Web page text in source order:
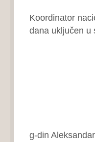
Koordinator
dana uključen u
g-din